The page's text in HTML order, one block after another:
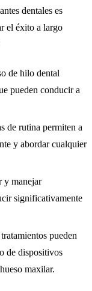
dentales es
el éxito a largo
de hilo dental
pueden conducir a
de rutina permiten a
y abordar cualquier
y manejar
significativamente
pueden
de dispositivos
maxilar.